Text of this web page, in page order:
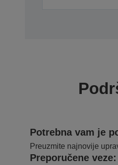
Potrebna vam je
Preuzmite najnovije
Preporučene veze: